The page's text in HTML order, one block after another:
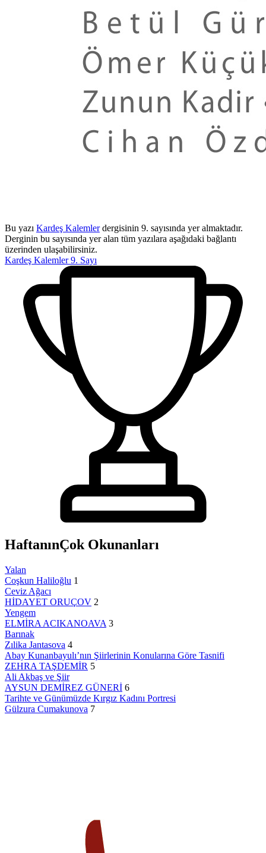
Bu yazı Kardeş Kalemlerdergisinin 9. sayısında yer almaktadır.
Derginin bu sayısında yer alan tüm yazılara aşağıdaki bağlantı
üzerinden ulaşabilirsiniz.
Kardeş Kalemler 9. Sayı
HaftanınÇok Okunanları
Yalan
Coşkun Haliloğlu 1
Ceviz Ağacı
HİDAYET ORUÇOV 2
Yengem
ELMİRA ACIKANOAVA 3
Barınak
Zılika Jantasova 4
Abay Kunanbayulı’nın Şiirlerinin Konularına Göre Tasnifi
ZEHRA TAŞDEMİR 5
Ali Akbaş ve Şiir
AYSUN DEMİREZ GÜNERİ 6
Tarihte ve Günümüzde Kırgız Kadını Portresi
Gülzura Cumakunova 7